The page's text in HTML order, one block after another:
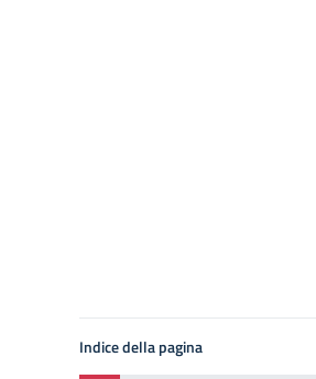
Indice della pagina